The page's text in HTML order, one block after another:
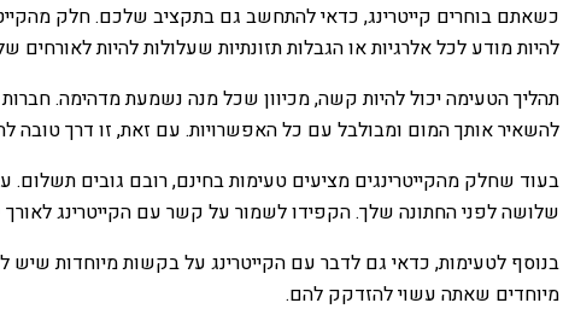
כשאתם בוחרים קייטרינג, כדאי להתחשב גם בתקציב שלכם. חלק
להיות מודע לכל אלרגיות או הגבלות תזונתיות שעלולות להיות
תהליך הטעימה יכול להיות קשה, מכיוון שכל מנה נשמעת מדהימה.
להשאיר אותך המום ומבולבל עם כל האפשרויות. עם זאת, זו דרך טובה
בעוד שחלק מהקייטרינגים מציעים טעימות בחינם, רובם גובים
שלושה לפני החתונה שלך. הקפידו לשמור על קשר עם הקייטרינג לאורך
בנוסף לטעימות, כדאי גם לדבר עם הקייטרינג על בקשות מיוחדות שיש
מיוחדים שאתה עשוי להזדקק להם.